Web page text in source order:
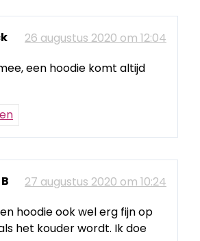
26 augustus 2020 om 12:04
een hoodie komt altijd
27 augustus 2020 om 10:24
hoodie ook wel erg fijn op
het kouder wordt. Ik doe